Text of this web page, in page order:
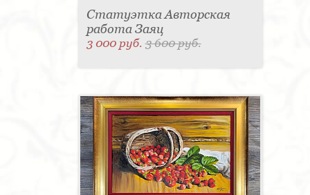
Статуэтка Авторская
работа Заяц
3 000 руб.3 600 руб.